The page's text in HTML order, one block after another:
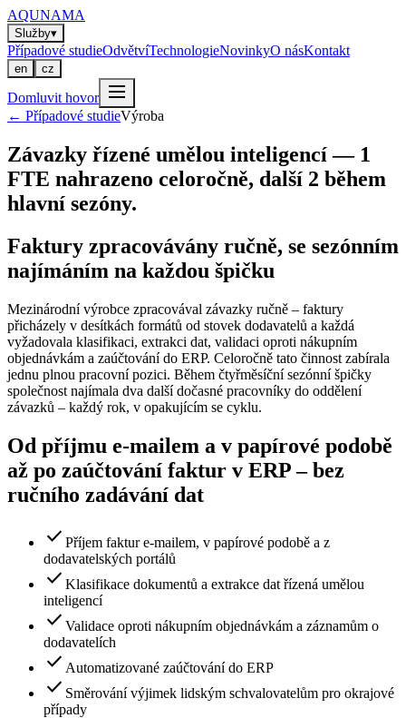
AQUNAMA
Služby▾
Případové studieOdvětvíTechnologieNovinkyO násKontakt
en cz
Domluvit hovor
← Případové studieVýroba
Závazky řízené umělou inteligencí — 1
FTE nahrazeno celoročně, další 2 během
hlavní sezóny.
Faktury zpracovávány ručně, se sezónním
najímáním na každou špičku
Mezinárodní výrobce zpracovával závazky ručně – faktury
přicházely v desítkách formátů od stovek dodavatelů a každá
vyžadovala klasifikaci, extrakci dat, validaci oproti nákupním
objednávkám a zaúčtování do ERP. Celoročně tato činnost zabírala
jednu plnou pracovní pozici. Během čtyřměsíční sezónní špičky
společnost najímala dva další dočasné pracovníky do oddělení
závazků – každý rok, v opakujícím se cyklu.
Od příjmu e-mailem a v papírové podobě
až po zaúčtování faktur v ERP – bez
ručního zadávání dat
check Příjem faktur e-mailem, v papírové podobě a z
dodavatelských portálů
check Klasifikace dokumentů a extrakce dat řízená umělou
inteligencí
check Validace oproti nákupním objednávkám a záznamům o
dodavatelích
check Automatizované zaúčtování do ERP
check Směrování výjimek lidským schvalovatelům pro okrajové
případy